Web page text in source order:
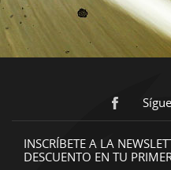
INSCRÍBETE A LA
DESCUENTO EN TU